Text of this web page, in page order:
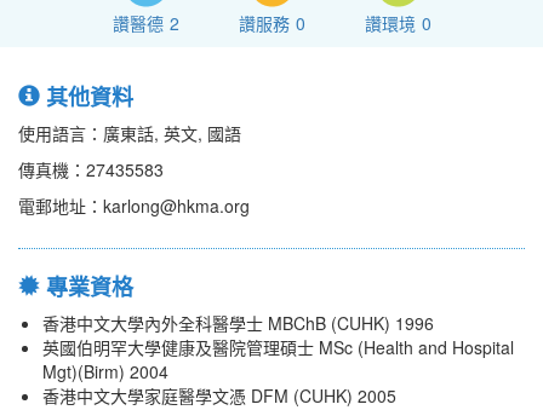
讚醫德 2 讚服務 0 讚環境 0
其他資料
使用語言：廣東話, 英文, 國語
傳真機：27435583
電郵地址：karlong@hkma.org
專業資格
香港中文大學內外全科醫學士 MBChB (CUHK) 1996
英國伯明罕大學健康及醫院管理碩士 MSc (Health and Hospital
Mgt)(Birm) 2004
香港中文大學家庭醫學文憑 DFM (CUHK) 2005